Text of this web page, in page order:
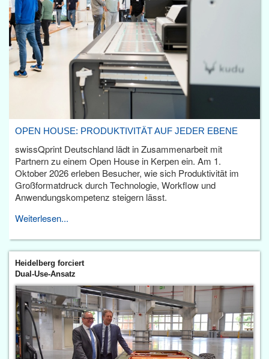
OPEN HOUSE: PRODUKTIVITÄT AUF JEDER EBENE
swissQprint Deutschland lädt in Zusammenarbeit mit
Partnern zu einem Open House in Kerpen ein. Am 1.
Oktober 2026 erleben Besucher, wie sich Produktivität im
Großformatdruck durch Technologie, Workflow und
Anwendungskompetenz steigern lässt.
Weiterlesen...
Heidelberg forciert
Dual-Use-Ansatz